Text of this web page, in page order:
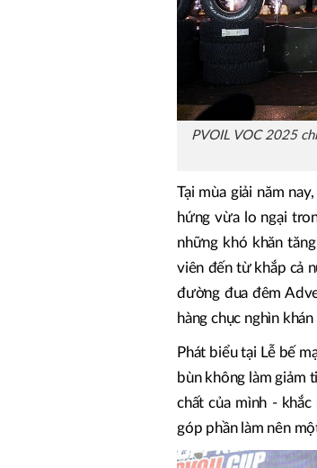
PVOIL VOC 2025
Tại mùa giải năm
hứng vừa lo ngại
những khó khăn
viên đến từ khắp cả
đường đua đêm
hàng chục nghìn
Phát biểu tại Lễ bế
bùn không làm giảm
chất của mình -
góp phần làm nên